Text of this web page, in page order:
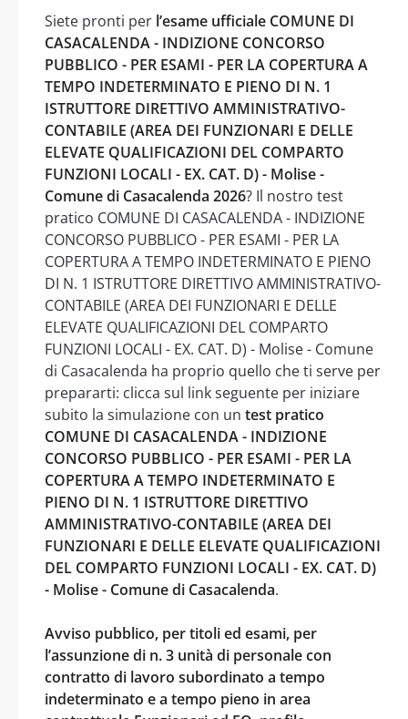
Siete pronti per l’esame ufficiale COMUNE DI
CASACALENDA - INDIZIONE CONCORSO
PUBBLICO - PER ESAMI - PER LA COPERTURA A
TEMPO INDETERMINATO E PIENO DI N. 1
ISTRUTTORE DIRETTIVO AMMINISTRATIVO-
CONTABILE (AREA DEI FUNZIONARI E DELLE
ELEVATE QUALIFICAZIONI DEL COMPARTO
FUNZIONI LOCALI - EX. CAT. D) - Molise -
Comune di Casacalenda 2026? Il nostro test
pratico COMUNE DI CASACALENDA - INDIZIONE
CONCORSO PUBBLICO - PER ESAMI - PER LA
COPERTURA A TEMPO INDETERMINATO E PIENO
DI N. 1 ISTRUTTORE DIRETTIVO AMMINISTRATIVO-
CONTABILE (AREA DEI FUNZIONARI E DELLE
ELEVATE QUALIFICAZIONI DEL COMPARTO
FUNZIONI LOCALI - EX. CAT. D) - Molise - Comune
di Casacalenda ha proprio quello che ti serve per
prepararti: clicca sul link seguente per iniziare
subito la simulazione con un test pratico
COMUNE DI CASACALENDA - INDIZIONE
CONCORSO PUBBLICO - PER ESAMI - PER LA
COPERTURA A TEMPO INDETERMINATO E
PIENO DI N. 1 ISTRUTTORE DIRETTIVO
AMMINISTRATIVO-CONTABILE (AREA DEI
FUNZIONARI E DELLE ELEVATE QUALIFICAZIONI
DEL COMPARTO FUNZIONI LOCALI - EX. CAT. D)
- Molise - Comune di Casacalenda.
Avviso pubblico, per titoli ed esami, per
l’assunzione di n. 3 unità di personale con
contratto di lavoro subordinato a tempo
indeterminato e a tempo pieno in area